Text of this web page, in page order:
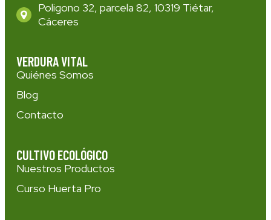
Poligono 32, parcela 82, 10319 Tiétar,
Cáceres
VERDURA VITAL
Quiénes Somos
Blog
Contacto
CULTIVO ECOLÓGICO
Nuestros Productos
Curso Huerta Pro